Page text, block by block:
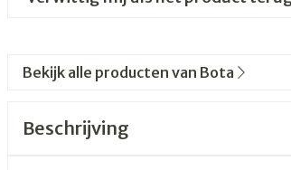
Bekijk alle producten van Bota
Beschrijving